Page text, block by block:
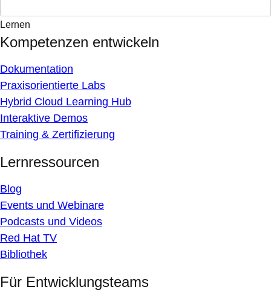
Lernen
Kompetenzen entwickeln
Dokumentation
Praxisorientierte Labs
Hybrid Cloud Learning Hub
Interaktive Demos
Training & Zertifizierung
Lernressourcen
Blog
Events und Webinare
Podcasts und Videos
Red Hat TV
Bibliothek
Für Entwicklungsteams